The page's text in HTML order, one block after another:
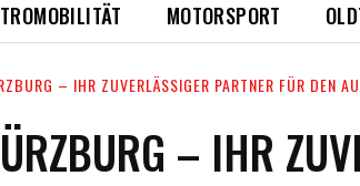
MOTORSPORT
– IHR ZUVERLÄSSIGER PARTNER FÜR DEN
– IHR